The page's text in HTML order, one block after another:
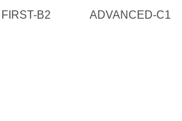
FIRST-B2 ADVANCED-C1